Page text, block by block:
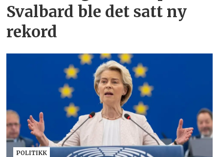
Svalbard ble det satt ny
rekord
POLITIKK